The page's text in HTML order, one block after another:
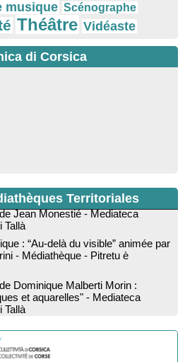
musique Scénographe
Théâtre Vidéaste
di Corsica
Territoriales
Jean Monestié - Mediateca
Tallà
: “Au-delà du visible” animée par
- Médiathèque - Pitretu è
Dominique Malberti Morin :
et aquarelles" - Mediateca
Tallà
- Médiathèque - Pitretu è
enchantée "U Mondu ditu
de Conteurs - Currà